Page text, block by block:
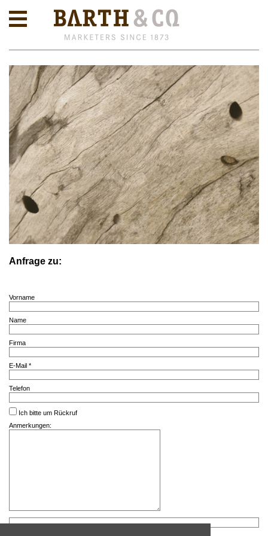
Anfrage zu:
Vorname
Name
Firma
E-Mail *
Telefon
Ich bitte um Rückruf
Anmerkungen: